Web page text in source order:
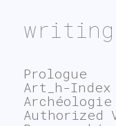
writing
Prologue
Art_h-Index
Archéologie
Authorized